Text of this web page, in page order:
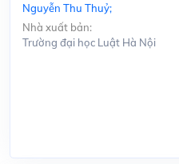
Nguyễn Thu Thuỷ;
Nhà xuất bản:
Trường đại học Luật Hà Nội